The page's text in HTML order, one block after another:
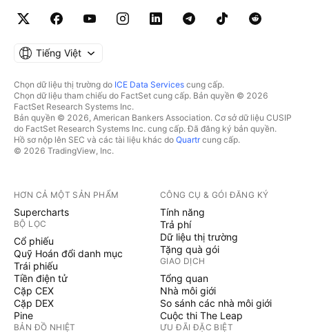
Tiếng Việt
Chọn dữ liệu thị trường do ICE Data Services cung cấp.
Chọn dữ liệu tham chiếu do FactSet cung cấp. Bản quyền © 2026
FactSet Research Systems Inc.
Bản quyền © 2026, American Bankers Association. Cơ sở dữ liệu CUSIP
do FactSet Research Systems Inc. cung cấp. Đã đăng ký bản quyền.
Hồ sơ nộp lên SEC và các tài liệu khác do Quartrcung cấp.
© 2026 TradingView, Inc.
HƠN CẢ MỘT SẢN PHẨM
Supercharts
BỘ LỌC
Cổ phiếu
Quỹ Hoán đổi danh mục
Trái phiếu
Tiền điện tử
Cặp CEX
Cặp DEX
Pine
BẢN ĐỒ NHIỆT
CÔNG CỤ & GÓI ĐĂNG KÝ
Tính năng
Trả phí
Dữ liệu thị trường
Tặng quà gói
GIAO DỊCH
Tổng quan
Nhà môi giới
So sánh các nhà môi giới
Cuộc thi The Leap
ƯU ĐÃI ĐẶC BIỆT